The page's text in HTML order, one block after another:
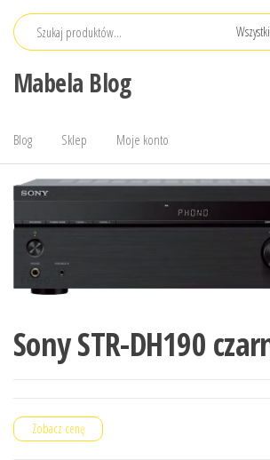
Przejdź
Mabela Blog
Blog Sklep Moje konto
Sony STR-DH190
Zobacz cenę